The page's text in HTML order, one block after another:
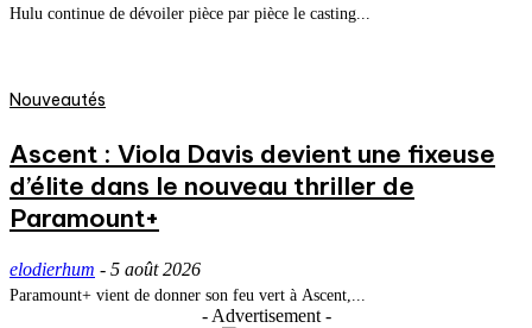
Hulu continue de dévoiler pièce par pièce le casting...
Nouveautés
Ascent : Viola Davis devient une fixeuse
d’élite dans le nouveau thriller de
Paramount+
elodierhum - 5 août 2026
Paramount+ vient de donner son feu vert à Ascent,...
- Advertisement -